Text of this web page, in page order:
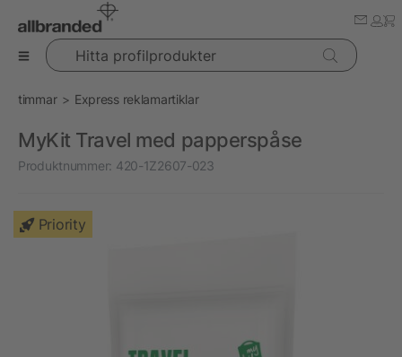
Hitta profilprodukter
timmar Express reklamartiklar
MyKit Travel med papperspåse
Produktnummer: 420-1Z2607-023
Priority